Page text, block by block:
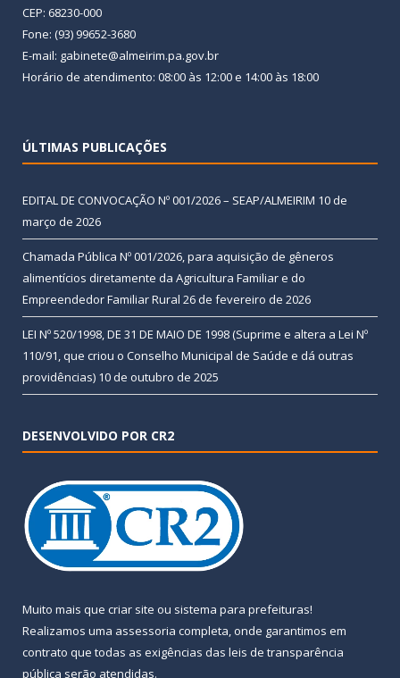
CEP: 68230-000
Fone: (93) 99652-3680
E-mail: gabinete@almeirim.pa.gov.br
Horário de atendimento: 08:00 às 12:00 e 14:00 às 18:00
ÚLTIMAS PUBLICAÇÕES
EDITAL DE CONVOCAÇÃO Nº 001/2026 – SEAP/ALMEIRIM 10 de
março de 2026
Chamada Pública Nº 001/2026, para aquisição de gêneros
alimentícios diretamente da Agricultura Familiar e do
Empreendedor Familiar Rural 26 de fevereiro de 2026
LEI Nº 520/1998, DE 31 DE MAIO DE 1998 (Suprime e altera a Lei Nº
110/91, que criou o Conselho Municipal de Saúde e dá outras
providências) 10 de outubro de 2025
DESENVOLVIDO POR CR2
Muito mais que criar site ou sistema para prefeituras!
Realizamos uma assessoria completa, onde garantimos em
contrato que todas as exigências das leis de transparência
pública serão atendidas.